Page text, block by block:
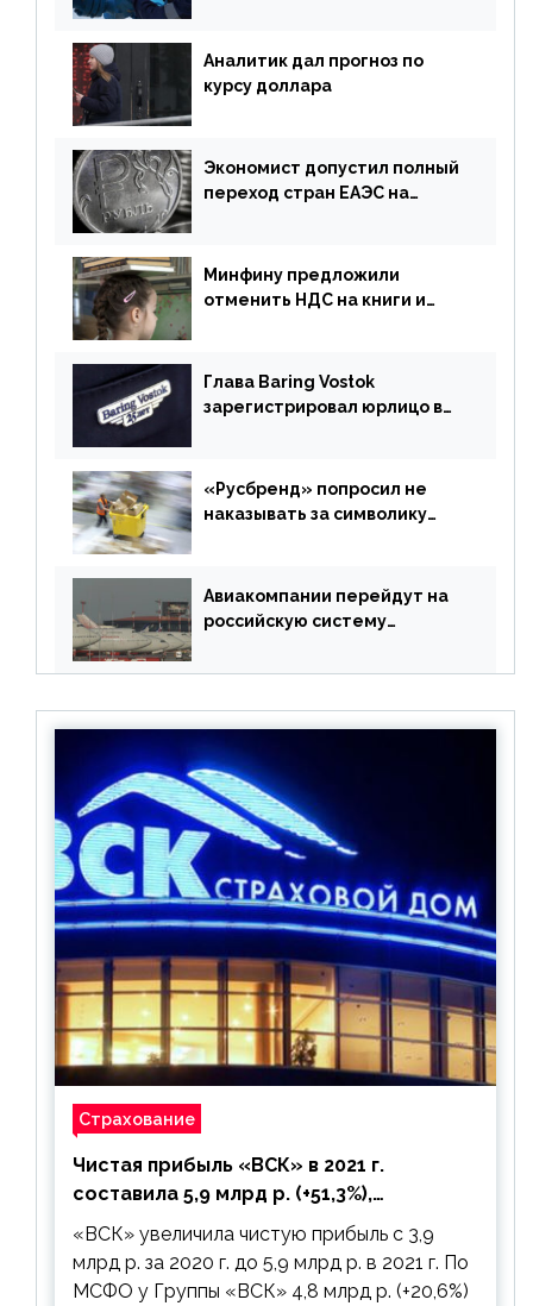
Аналитик дал прогноз по
курсу доллара
Экономист допустил полный
переход стран ЕАЭС на
Минфину предложили
отменить НДС на книги и
Глава Baring Vostok
зарегистрировал юрлицо в
«Русбренд» попросил не
наказывать за символику
Авиакомпании перейдут на
российскую систему
Страхование
Чистая прибыль «ВСК» в 2021 г.
составила 5,9 млрд р. (+51,3%),
дивиденды рекомендовано не
выплачивать
«ВСК» увеличила чистую прибыль с 3,9
млрд р. за 2020 г. до 5,9 млрд р. в 2021 г. По
МСФО у Группы «ВСК» 4,8 млрд р. (+20,6%)